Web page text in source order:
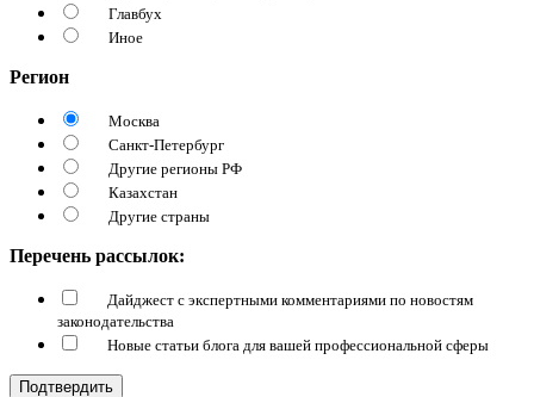
Главбух
Иное
Регион
Москва
Санкт-Петербург
Другие регионы РФ
Казахстан
Другие страны
Перечень рассылок:
Дайджест с экспертными комментариями по новостям
законодательства
Новые статьи блога для вашей профессиональной сферы
Подтвердить